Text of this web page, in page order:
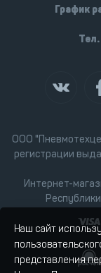
ООО
регистрации
Интернет-
График
Наш сайт
представления